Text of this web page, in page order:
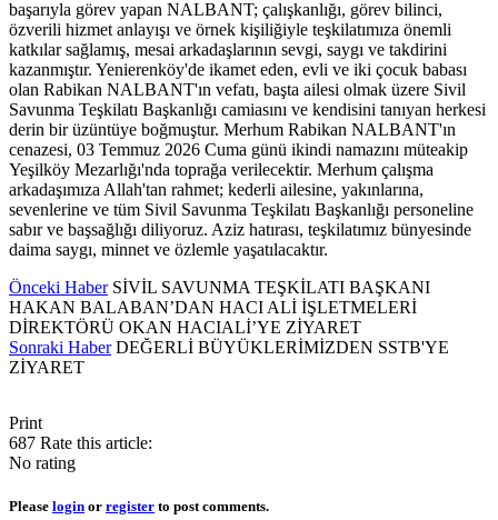
başarıyla görev yapan NALBANT; çalışkanlığı, görev bilinci,
özverili hizmet anlayışı ve örnek kişiliğiyle teşkilatımıza önemli
katkılar sağlamış, mesai arkadaşlarının sevgi, saygı ve takdirini
kazanmıştır. Yenierenköy'de ikamet eden, evli ve iki çocuk babası
olan Rabikan NALBANT'ın vefatı, başta ailesi olmak üzere Sivil
Savunma Teşkilatı Başkanlığı camiasını ve kendisini tanıyan herkesi
derin bir üzüntüye boğmuştur. Merhum Rabikan NALBANT'ın
cenazesi, 03 Temmuz 2026 Cuma günü ikindi namazını müteakip
Yeşilköy Mezarlığı'nda toprağa verilecektir. Merhum çalışma
arkadaşımıza Allah'tan rahmet; kederli ailesine, yakınlarına,
sevenlerine ve tüm Sivil Savunma Teşkilatı Başkanlığı personeline
sabır ve başsağlığı diliyoruz. Aziz hatırası, teşkilatımız bünyesinde
daima saygı, minnet ve özlemle yaşatılacaktır.
Önceki Haber SİVİL SAVUNMA TEŞKİLATI BAŞKANI
HAKAN BALABAN’DAN HACI ALİ İŞLETMELERİ
DİREKTÖRÜ OKAN HACIALİ’YE ZİYARET
Sonraki Haber DEĞERLİ BÜYÜKLERİMİZDEN SSTB'YE
ZİYARET
Print
687 Rate this article:
No rating
Please login or register to post comments.